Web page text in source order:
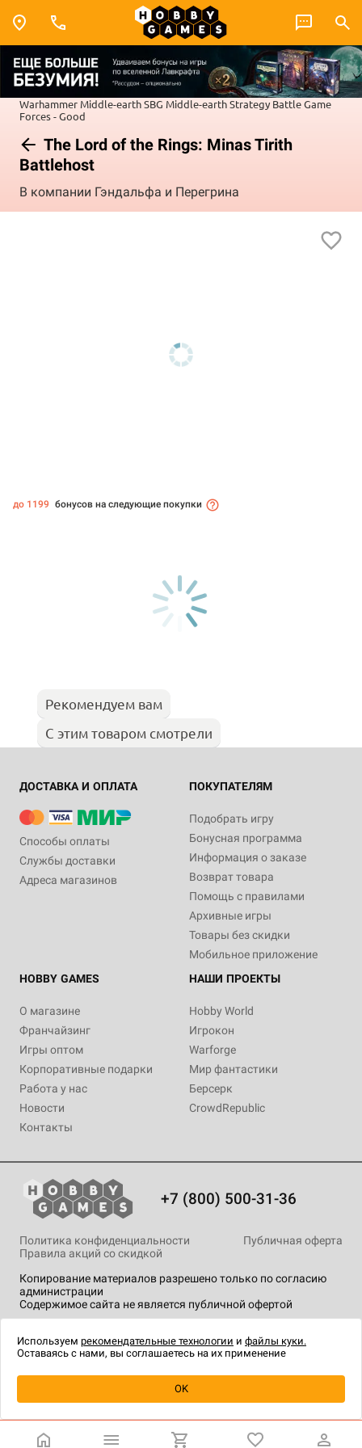
Warhammer Middle-earth SBG Middle-earth Strategy Battle Game
Forces - Good
The Lord of the Rings: Minas Tirith
Battlehost
В компании Гэндальфа и Перегрина
Уведомить о наличии
до 1199 бонусов на следующие покупки
Рекомендуем вам
С этим товаром смотрели
ДОСТАВКА И ОПЛАТА
Способы оплаты
Службы доставки
Адреса магазинов
ПОКУПАТЕЛЯМ
Подобрать игру
Бонусная программа
Информация о заказе
Возврат товара
Помощь с правилами
Архивные игры
Товары без скидки
Мобильное приложение
HOBBY GAMES
О магазине
Франчайзинг
Игры оптом
Корпоративные подарки
Работа у нас
Новости
Контакты
НАШИ ПРОЕКТЫ
Hobby World
Игрокон
Warforge
Мир фантастики
Берсерк
CrowdRepublic
+7 (800) 500-31-36
Копирование материалов разрешено только по согласию
администрации
Содержимое сайта не является публичной офертой
Политика конфиденциальности
Публичная оферта
Правила акций со скидкой
технологии.
Используем рекомендательные технологии и файлы куки.
Оставаясь с нами, вы соглашаетесь на их применение
OK